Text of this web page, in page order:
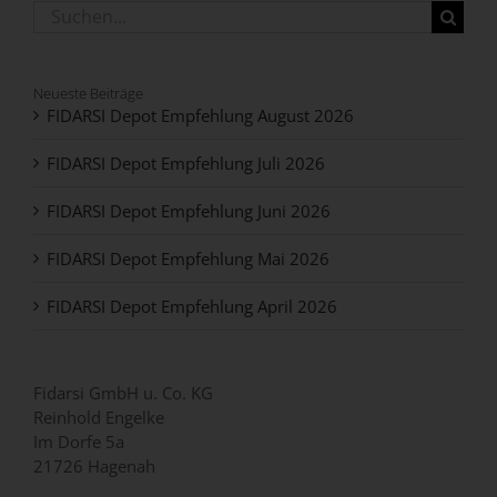
Neueste Beiträge
FIDARSI Depot Empfehlung August 2026
FIDARSI Depot Empfehlung Juli 2026
FIDARSI Depot Empfehlung Juni 2026
FIDARSI Depot Empfehlung Mai 2026
FIDARSI Depot Empfehlung April 2026
Fidarsi GmbH u. Co. KG
Reinhold Engelke
Im Dorfe 5a
21726 Hagenah